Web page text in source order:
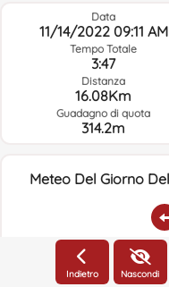
Data
11/14/2022 09:11 AM
Tempo Totale
3:47
Distanza
16.08Km
Guadagno di quota
314.2m
Meteo Del Giorno
Temp.:
9ºC
Piovere:
0
Umidità
Indietro Nascondi